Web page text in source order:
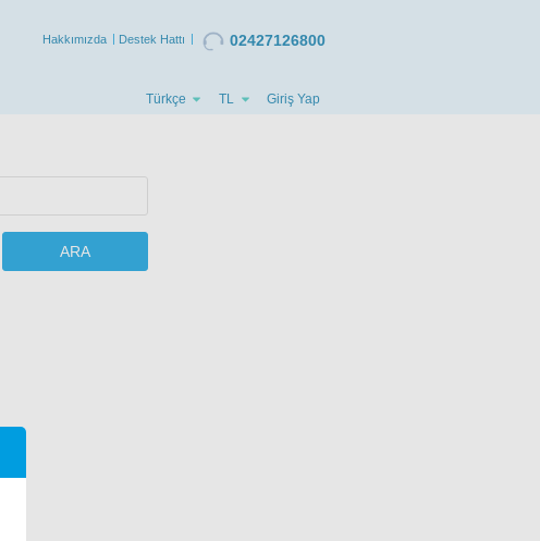
Hakkımızda Destek Hattı 02427126800
Türkçe TL Giriş Yap
ARA